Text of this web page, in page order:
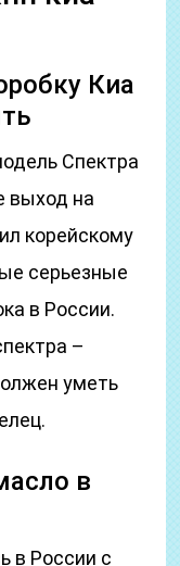
Киа
Спектра
выход на
корейскому
серьезные
в России.
–
уметь
в
в России с